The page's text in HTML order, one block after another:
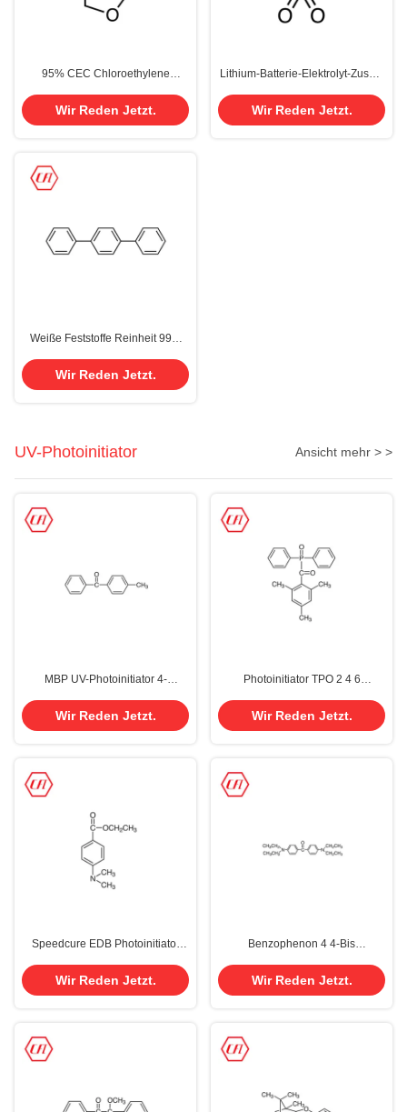
95% CEC Chloroethylene
Flüssigkeit
Wir Reden Jetzt.
Lithium-Batterie-Elektrolyt-Zusatz
CAS 1072-53-3
Wir Reden Jetzt.
Weiße Feststoffe Reinheit 99%
Terphenyl CAS 92-94-4
Wir Reden Jetzt.
UV-Photoinitiator Ansicht mehr > >
MBP UV-Photoinitiator 4-
84-9
Wir Reden Jetzt.
Photoinitiator TPO 2 4 6
CAS 75980-60-8
Wir Reden Jetzt.
Speedcure EDB Photoinitiator
CAS 10287-53-3 C11H16NO2
Wir Reden Jetzt.
Benzophenon 4 4-Bis
EMK CAS 90-93-7
Wir Reden Jetzt.